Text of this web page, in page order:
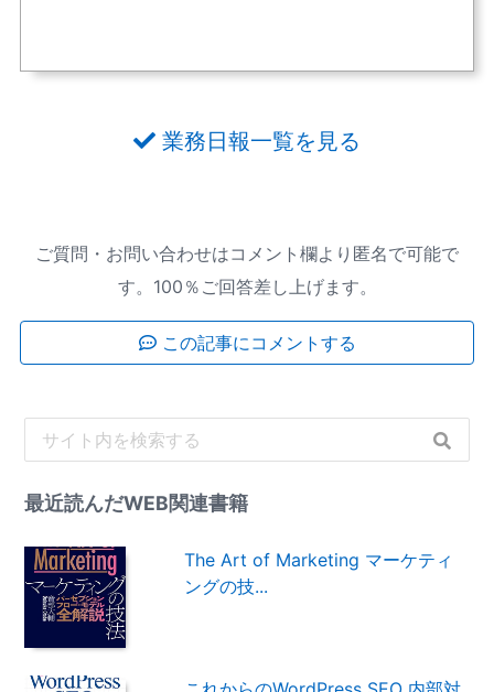
業務日報一覧を見る
ご質問・お問い合わせはコメント欄より匿名で可能で
す。100％ご回答差し上げます。
この記事にコメントする
最近読んだWEB関連書籍
The Art of Marketing マーケティ
ングの技...